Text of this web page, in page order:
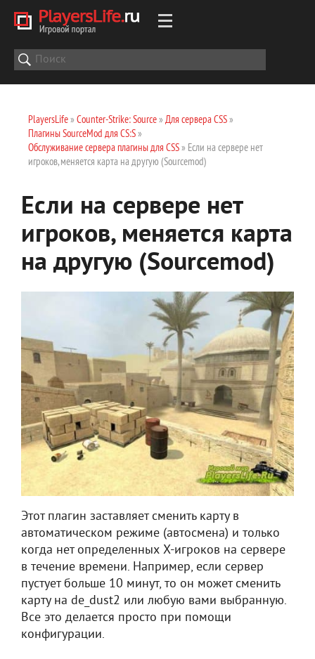
PlayersLife» Counter-Strike: Source» Для сервера CSS»
Плагины SourceMod для CS:S»
Обслуживание сервера плагины для CSS» Если на сервере нет
игроков, меняется карта на другую (Sourcemod)
Если на сервере нет
игроков, меняется карта
на другую (Sourcemod)
Этот плагин заставляет сменить карту в
автоматическом режиме (автосмена) и только
когда нет определенных X-игроков на сервере
в течение времени. Например, если сервер
пустует больше 10 минут, то он может сменить
карту на de_dust2 или любую вами выбранную.
Все это делается просто при помощи
конфигурации.